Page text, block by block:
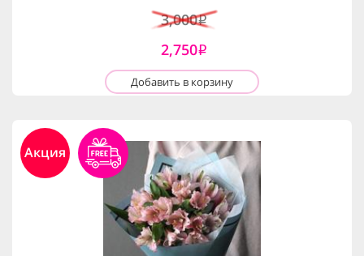
3,000i
2,750i
Добавить в корзину
Акция